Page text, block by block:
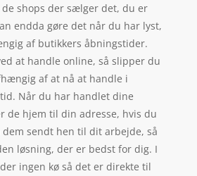
shops der sælger det, du er
endda gøre det når du har lyst,
af butikkers åbningstider.
at handle online, så slipper du
af at nå at handle i
Når du har handlet dine
de hjem til din adresse, hvis du
dem sendt hen til dit arbejde, så
løsning, der er bedst for dig. I
ingen kø så det er direkte til